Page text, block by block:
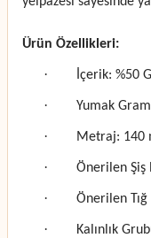
Ürün Özellikleri:
· İçerik: %50
· Yumak
· Metraj: 140
· Önerilen Şiş
· Önerilen
· Kalınlık